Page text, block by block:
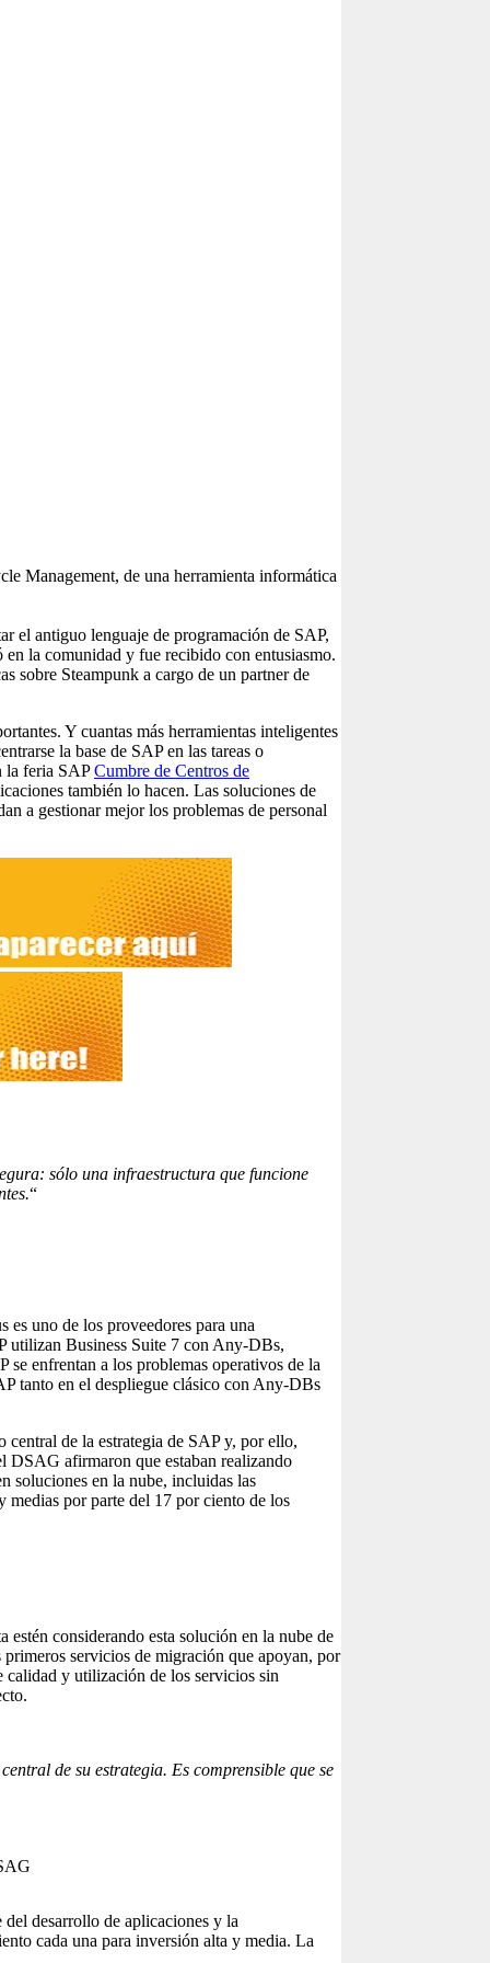
Management, de una herramienta informática
el antiguo lenguaje de programación de SAP,
la comunidad y fue recibido con entusiasmo.
sobre Steampunk a cargo de un partner de
Y cuantas más herramientas inteligentes
la base de SAP en las tareas o
la feria SAPCumbre de Centros de
también lo hacen. Las soluciones de
a gestionar mejor los problemas de personal
sólo una infraestructura que funcione
“
es uno de los proveedores para una
utilizan Business Suite 7 con Any-DBs,
se enfrentan a los problemas operativos de la
tanto en el despliegue clásico con Any-DBs
central de la estrategia de SAP y, por ello,
DSAG afirmaron que estaban realizando
soluciones en la nube, incluidas las
medias por parte del 17 por ciento de los
estén considerando esta solución en la nube de
servicios de migración que apoyan, por
calidad y utilización de los servicios sin
de su estrategia. Es comprensible que se
desarrollo de aplicaciones y la
cada una para inversión alta y media. La